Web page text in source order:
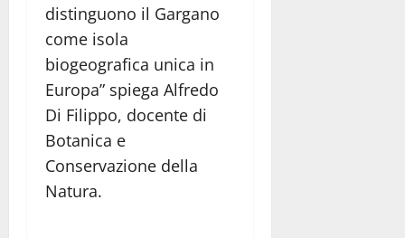
distinguono il Gargano
come isola
biogeografica unica in
Europa” spiega Alfredo
Di Filippo, docente di
Botanica e
Conservazione della
Natura.